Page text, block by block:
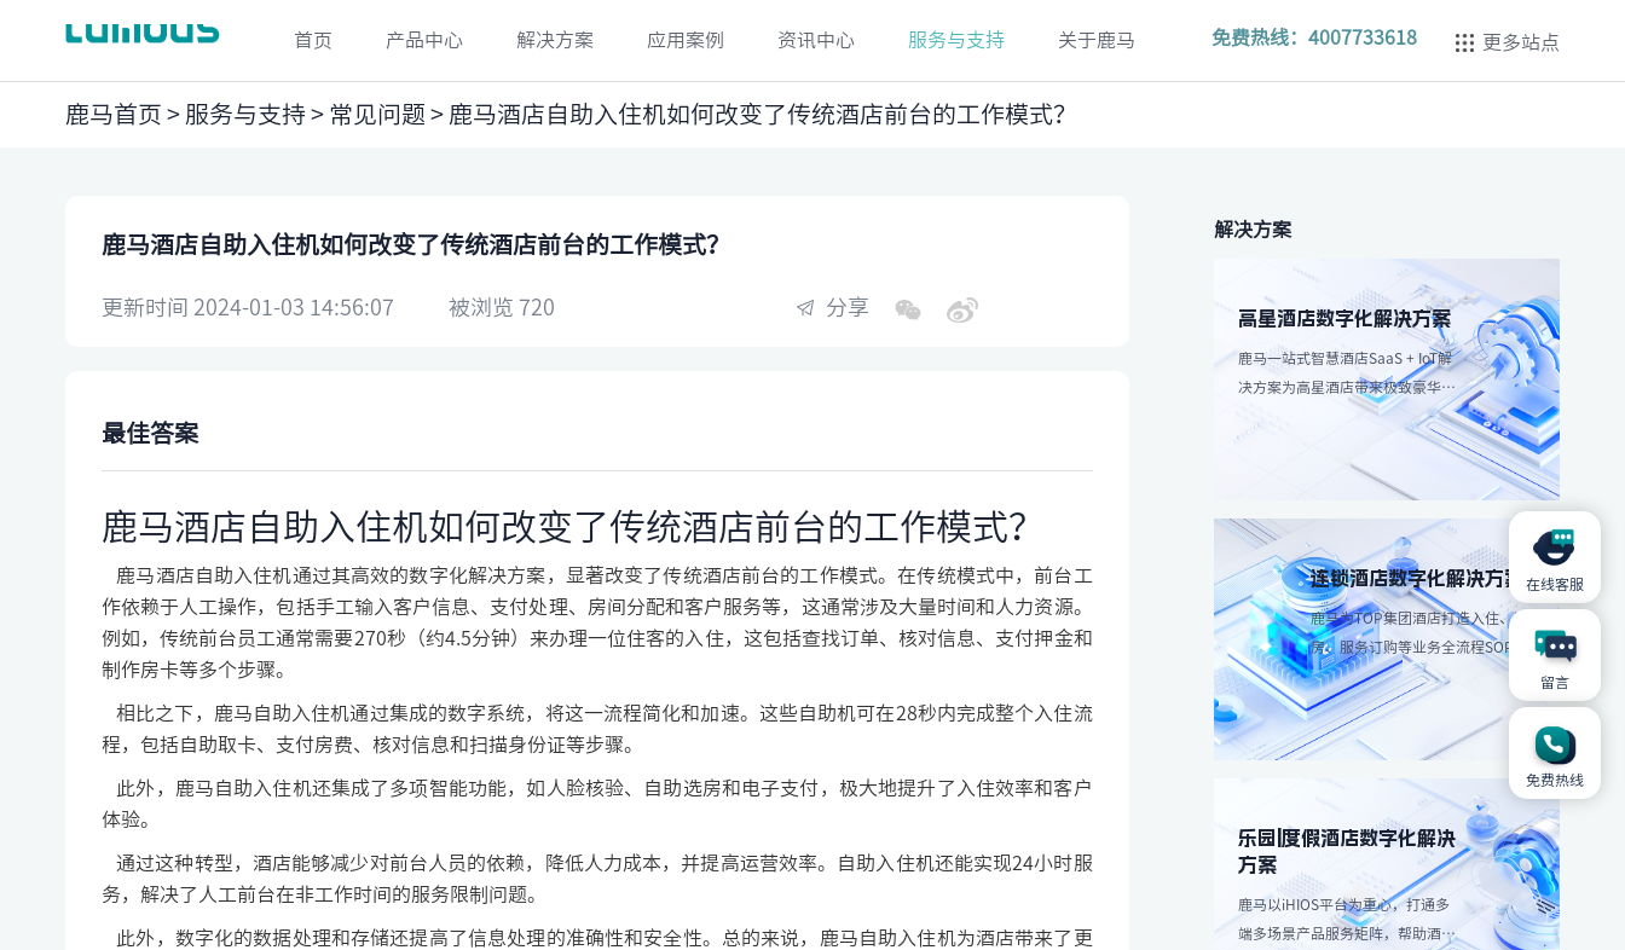
首页 产品中心 解决方案 应用案例 资讯中心 服务与支持 关于鹿马 免费热线：4007733618 更多站点
鹿马首页 > 服务与支持 > 常见问题 > ​鹿马酒店自助入住机如何改变了传统酒店前台的工作模式？
​鹿马酒店自助入住机如何改变了传统酒店前台的工作模式？
更新时间 2024-01-03 14:56:07 被浏览 720 分享
最佳答案
鹿马酒店自助入住机如何改变了传统酒店前台的工作模式？
鹿马酒店自助入住机通过其高效的数字化解决方案，显著改变了传统酒店前台的工作模式。在传统模式中，前台工
作依赖于人工操作，包括手工输入客户信息、支付处理、房间分配和客户服务等，这通常涉及大量时间和人力资源。
例如，传统前台员工通常需要270秒（约4.5分钟）来办理一位住客的入住，这包括查找订单、核对信息、支付押金和
制作房卡等多个步骤。
相比之下，鹿马自助入住机通过集成的数字系统，将这一流程简化和加速。这些自助机可在28秒内完成整个入住流
程，包括自助取卡、支付房费、核对信息和扫描身份证等步骤。
此外，鹿马自助入住机还集成了多项智能功能，如人脸核验、自助选房和电子支付，极大地提升了入住效率和客户
体验。
通过这种转型，酒店能够减少对前台人员的依赖，降低人力成本，并提高运营效率。自助入住机还能实现24小时服
务，解决了人工前台在非工作时间的服务限制问题。
此外，数字化的数据处理和存储还提高了信息处理的准确性和安全性。总的来说，鹿马自助入住机为酒店带来了更
解决方案
高星酒店数字化解决方案
鹿马一站式智慧酒店SaaS + IoT解
决方案为高星酒店带来极致豪华体
验，强调个性化服务和高效服务流
连锁酒店数字化解决方案
鹿马为TOP集团酒店打造入住、退
房、服务订购等业务全流程SOP解
决方案，简化操作流程、减少人工
成本。
乐园|度假酒店数字化解决
方案
鹿马以iHIOS平台为重心，打通多
端多场景产品服务矩阵，帮助酒店
在线客服
留言
免费热线